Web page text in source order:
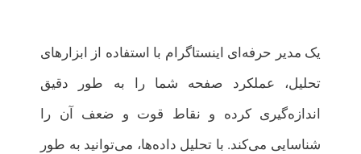
یک مدیر حرفه‌ای اینستاگرام با استفاده از ابزارهای
تحلیل، عملکرد صفحه شما را به طور دقیق
اندازه‌گیری کرده و نقاط قوت و ضعف آن را
شناسایی می‌کند. با تحلیل داده‌ها، می‌توانید به طور